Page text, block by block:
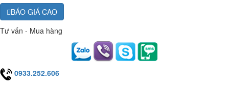
BÁO GIÁ CAO
Tư vấn - Mua hàng
0933.252.606